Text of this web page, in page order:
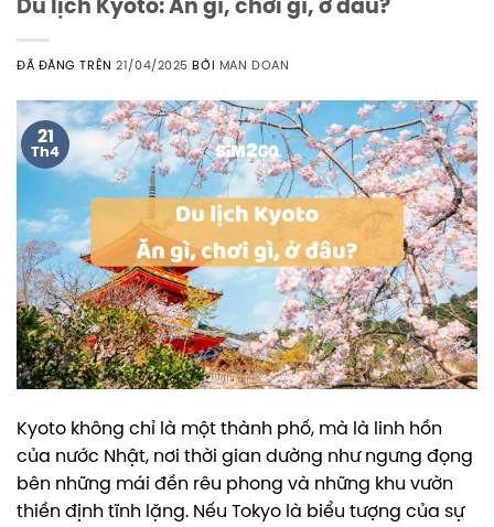
Du lịch Kyoto: Ăn gì, chơi gì, ở đâu?
ĐÃ ĐĂNG TRÊN21/04/2025 BỞI MAN DOAN
21
Th4
Kyoto không chỉ là một thành phố, mà là linh hồn
của nước Nhật, nơi thời gian dường như ngưng đọng
bên những mái đền rêu phong và những khu vườn
thiền định tĩnh lặng. Nếu Tokyo là biểu tượng của sự